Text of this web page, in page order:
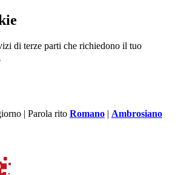
di terze parti che richiedono il tuo
| Parola rito Romano | Ambrosiano